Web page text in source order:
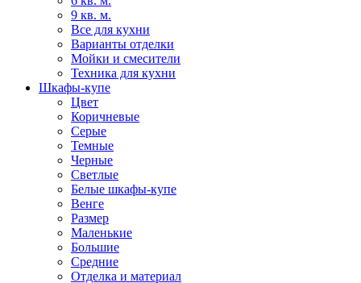
9 кв. м.
Все для кухни
Варианты отделки
Мойки и смесители
Техника для кухни
Шкафы-купе
Цвет
Коричневые
Серые
Темные
Черные
Светлые
Белые шкафы-купе
Венге
Размер
Маленькие
Большие
Средние
Отделка и материал